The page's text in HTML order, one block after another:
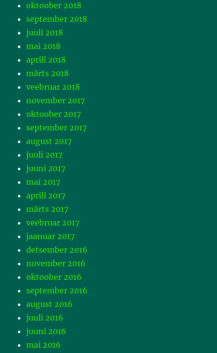
oktoober 2018
september 2018
juuli 2018
mai 2018
aprill 2018
märts 2018
veebruar 2018
november 2017
oktoober 2017
september 2017
august 2017
juuli 2017
juuni 2017
mai 2017
aprill 2017
märts 2017
veebruar 2017
jaanuar 2017
detsember 2016
november 2016
oktoober 2016
september 2016
august 2016
juuli 2016
juuni 2016
mai 2016